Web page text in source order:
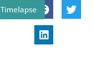
Share:
Timelapse